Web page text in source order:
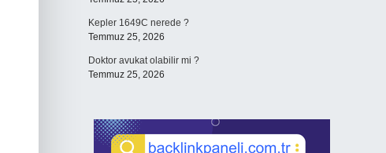
Kepler 1649C nerede ?
Temmuz 25, 2026
Doktor avukat olabilir mi ?
Temmuz 25, 2026